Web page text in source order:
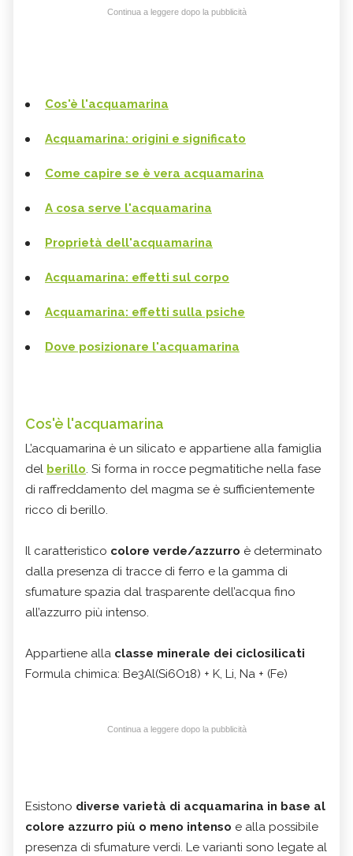
Continua a leggere dopo la pubblicità
Cos'è l'acquamarina
Acquamarina: origini e significato
Come capire se è vera acquamarina
A cosa serve l'acquamarina
Proprietà dell'acquamarina
Acquamarina: effetti sul corpo
Acquamarina: effetti sulla psiche
Dove posizionare l'acquamarina
Cos'è l'acquamarina
L’acquamarina è un silicato e appartiene alla famiglia
del berillo. Si forma in rocce pegmatitiche nella fase
di raffreddamento del magma se è sufficientemente
ricco di berillo.
Il caratteristico colore verde/azzurro è determinato
dalla presenza di tracce di ferro e la gamma di
sfumature spazia dal trasparente dell’acqua fino
all’azzurro più intenso.
Appartiene alla classe minerale dei ciclosilicati
Formula chimica: Be3Al(Si6O18) + K, Li, Na + (Fe)
Continua a leggere dopo la pubblicità
Esistono diverse varietà di acquamarina in base al
colore azzurro più o meno intenso e alla possibile
presenza di sfumature verdi. Le varianti sono legate al